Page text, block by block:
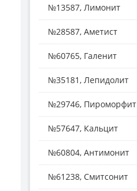
№13587, Лимонит
№28587, Аметист
№60765, Галенит
№35181, Лепидолит
№29746, Пироморфит
№57647, Кальцит
№60804, Антимонит
№61238, Смитсонит